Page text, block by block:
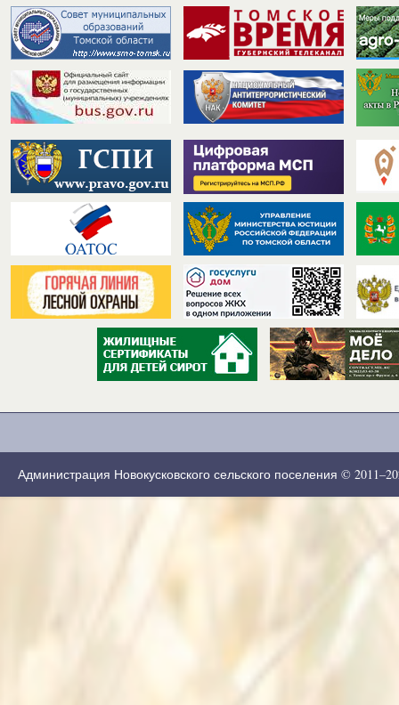
Администрация Новокусковского сельского поселения ©